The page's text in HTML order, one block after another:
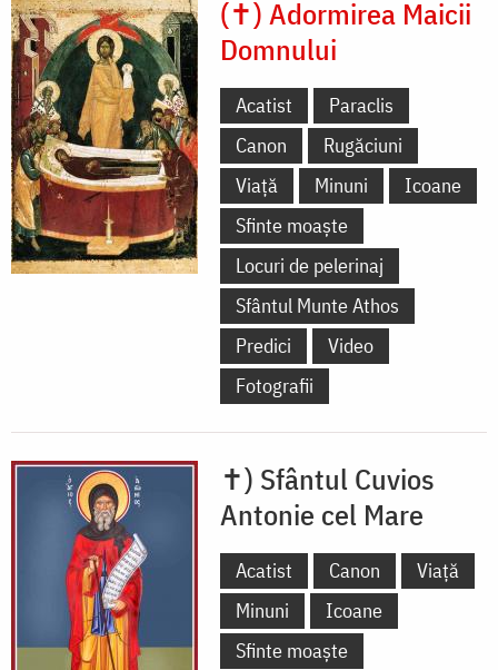
(✝) Adormirea Maicii
Domnului
Acatist
Paraclis
Canon
Rugăciuni
Viață
Minuni
Icoane
Sfinte moaște
Locuri de pelerinaj
Sfântul Munte Athos
Predici
Video
Fotografii
✝) Sfântul Cuvios
Antonie cel Mare
Acatist Canon
Viață
Minuni
Icoane
Sfinte moaște